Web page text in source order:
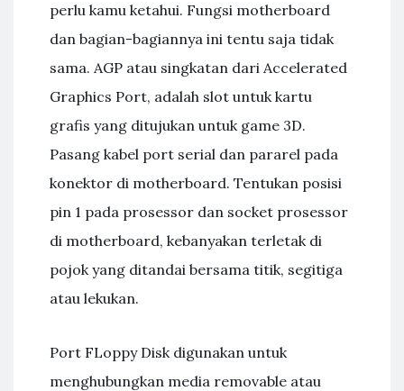
perlu kamu ketahui. Fungsi motherboard
dan bagian-bagiannya ini tentu saja tidak
sama. AGP atau singkatan dari Accelerated
Graphics Port, adalah slot untuk kartu
grafis yang ditujukan untuk game 3D.
Pasang kabel port serial dan pararel pada
konektor di motherboard. Tentukan posisi
pin 1 pada prosessor dan socket prosessor
di motherboard, kebanyakan terletak di
pojok yang ditandai bersama titik, segitiga
atau lekukan.
Port FLoppy Disk digunakan untuk
menghubungkan media removable atau